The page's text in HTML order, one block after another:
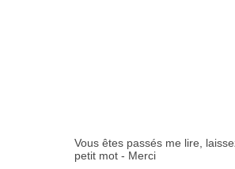
Vous êtes passés me lire,
petit mot - Merci